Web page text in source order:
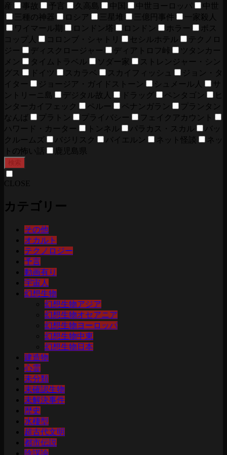
産
事故 予言 久高島 中国 中世ヨーロッパ
中世
三種の神器
ロシア 三星堆 三億円事件
一家殺人
ワイマール期
ロンドン塔 ロンドン ホラー
ボス
コップ人
コロンブ・シャトリ セシルホテル
テクノロ
ジー
ディスクロージャー ディアトロフ峠
ツタンカー
メン
タイムトラベル ソダー家
ストレンジャー・シン
グス
ドイツ スカラベ スカイフィッシュ
ジョン・タ
イター
ジョージア・ガイドストーン シュメール人
サ
ントリーニ島
デジタル故人 ドラッグ ペンタゴン
ヒ
ンターカイフェック
ペルー ペナンガラン
プランタン
なんば
プラトン プライバシー
フェイクアカウント
ハワード・カーター
トンネル パラカス・スカル
バッ
クルームズ
バジリスク バイエルン ネット怪談
ネッ
トの怖い話
鹿児島県
検索
CLOSE
カテゴリー
その他
オカルト
テクノロジー
予言
動画有り
宇宙人
幻想生物
幻想生物アジア
幻想生物オセアニア
幻想生物ヨーロッパ
幻想生物中東
幻想生物日本
建造物
心霊
未分類
未確認生物
未解決事件
歴史
水棲型
超古代文明
都市伝説